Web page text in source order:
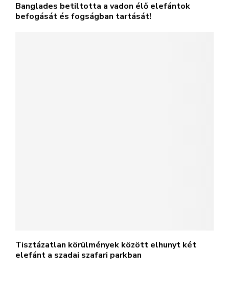
Banglades betiltotta a vadon élő elefántok
befogását és fogságban tartását!
Tisztázatlan körülmények között elhunyt két
elefánt a szadai szafari parkban